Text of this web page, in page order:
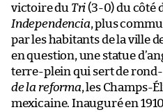
victoire du Tri(3-0) du côté
Independencia, plus
par les habitants de la ville
en question, une statue
terre-plein qui sert de
de la reforma, les Champs-
mexicaine. Inauguré en